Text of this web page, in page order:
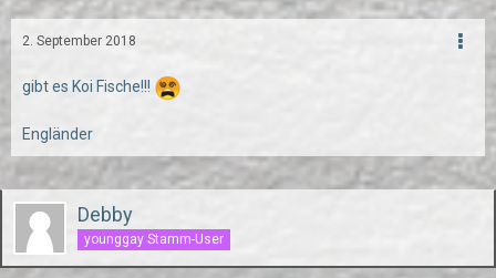
2. September 2018
gibt es Koi Fische!!!
Engländer
Debby
younggay Stamm-User